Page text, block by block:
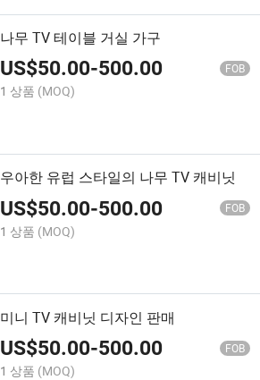
나무 TV 테이블 거실 가구
US$50.00-500.00 FOB
1 상품 (MOQ)
우아한 유럽 스타일의 나무 TV 캐비닛
US$50.00-500.00 FOB
1 상품 (MOQ)
미니 TV 캐비닛 디자인 판매
US$50.00-500.00 FOB
1 상품 (MOQ)